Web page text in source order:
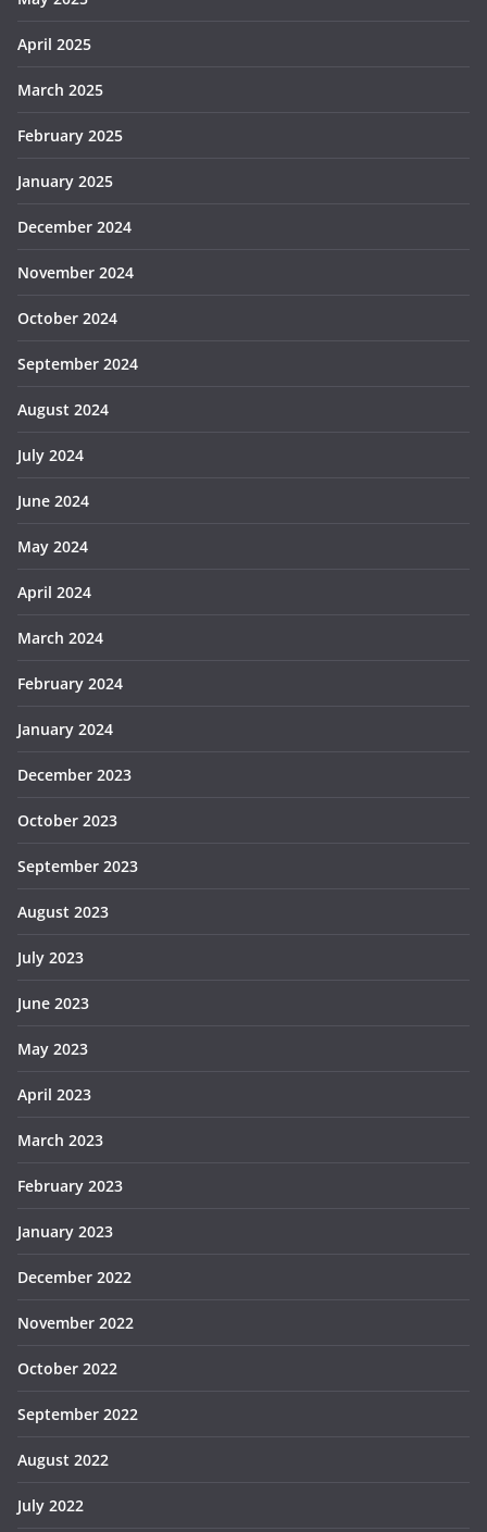
April 2025
March 2025
February 2025
January 2025
December 2024
November 2024
October 2024
September 2024
August 2024
July 2024
June 2024
May 2024
April 2024
March 2024
February 2024
January 2024
December 2023
October 2023
September 2023
August 2023
July 2023
June 2023
May 2023
April 2023
March 2023
February 2023
January 2023
December 2022
November 2022
October 2022
September 2022
August 2022
July 2022